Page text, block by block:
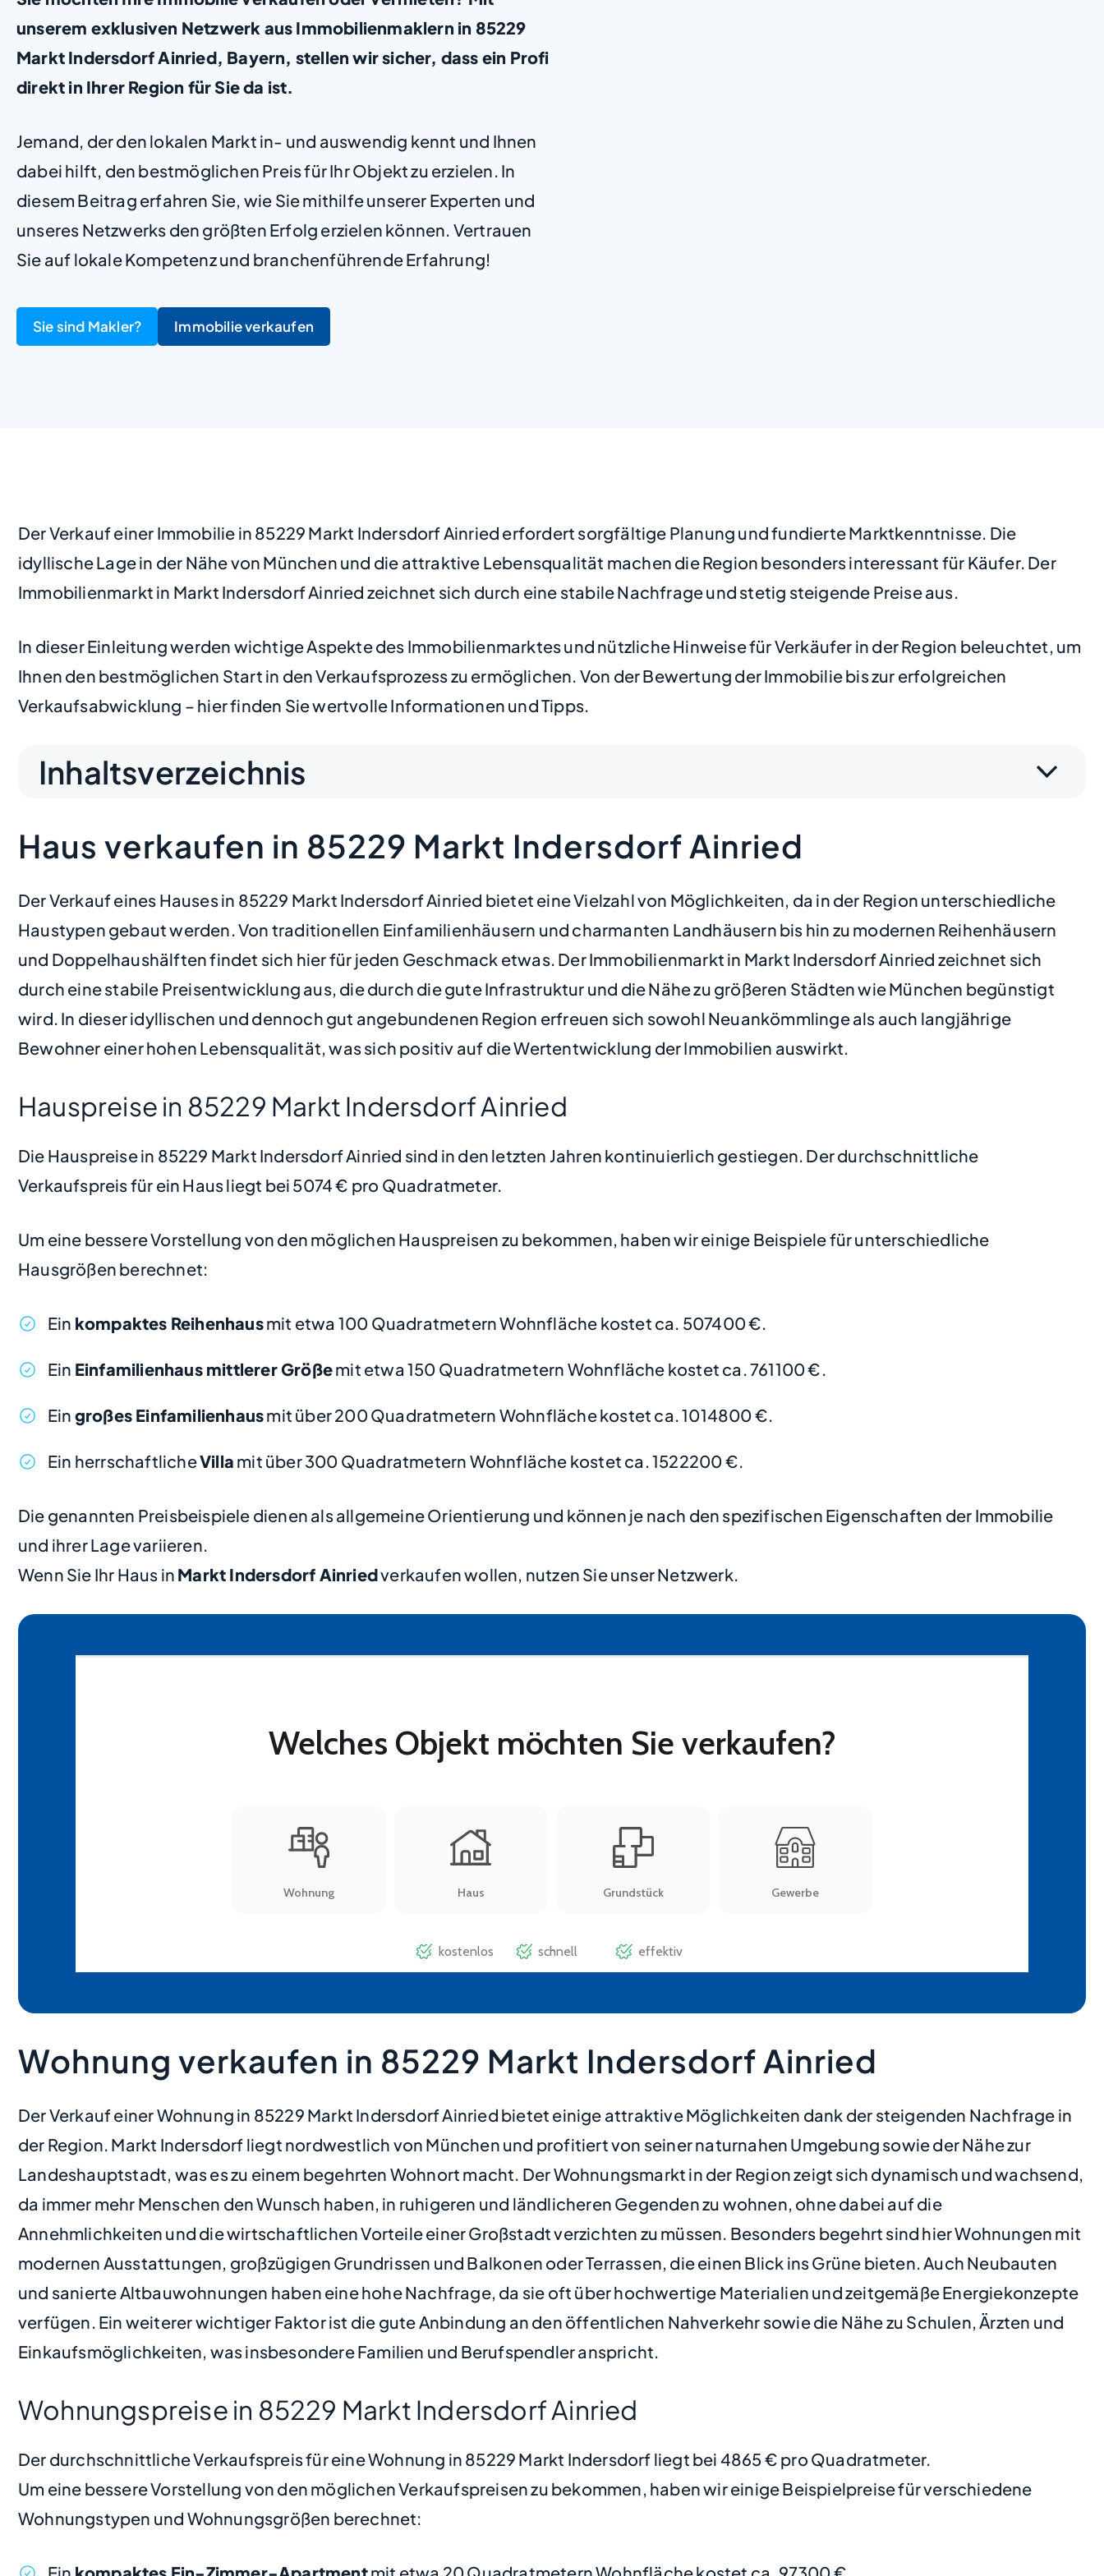
unserem exklusiven Netzwerk aus Immobilienmaklern in 85229
Markt Indersdorf Ainried, Bayern, stellen wir sicher, dass ein Profi
direkt in Ihrer Region für Sie da ist.
Jemand, der den lokalen Markt in- und auswendig kennt und Ihnen
dabei hilft, den bestmöglichen Preis für Ihr Objekt zu erzielen. In
diesem Beitrag erfahren Sie, wie Sie mithilfe unserer Experten und
unseres Netzwerks den größten Erfolg erzielen können. Vertrauen
Sie auf lokale Kompetenz und branchenführende Erfahrung!
Sie sind Makler? Immobilie verkaufen
Der Verkauf einer Immobilie in 85229 Markt Indersdorf Ainried erfordert sorgfältige Planung und fundierte Marktkenntnisse. Die
idyllische Lage in der Nähe von München und die attraktive Lebensqualität machen die Region besonders interessant für Käufer. Der
Immobilienmarkt in Markt Indersdorf Ainried zeichnet sich durch eine stabile Nachfrage und stetig steigende Preise aus.
In dieser Einleitung werden wichtige Aspekte des Immobilienmarktes und nützliche Hinweise für Verkäufer in der Region beleuchtet, um
Ihnen den bestmöglichen Start in den Verkaufsprozess zu ermöglichen. Von der Bewertung der Immobilie bis zur erfolgreichen
Verkaufsabwicklung – hier finden Sie wertvolle Informationen und Tipps.
Inhaltsverzeichnis
Haus verkaufen in 85229 Markt Indersdorf Ainried
Der Verkauf eines Hauses in 85229 Markt Indersdorf Ainried bietet eine Vielzahl von Möglichkeiten, da in der Region unterschiedliche
Haustypen gebaut werden. Von traditionellen Einfamilienhäusern und charmanten Landhäusern bis hin zu modernen Reihenhäusern
und Doppelhaushälften findet sich hier für jeden Geschmack etwas. Der Immobilienmarkt in Markt Indersdorf Ainried zeichnet sich
durch eine stabile Preisentwicklung aus, die durch die gute Infrastruktur und die Nähe zu größeren Städten wie München begünstigt
wird. In dieser idyllischen und dennoch gut angebundenen Region erfreuen sich sowohl Neuankömmlinge als auch langjährige
Bewohner einer hohen Lebensqualität, was sich positiv auf die Wertentwicklung der Immobilien auswirkt.
Hauspreise in 85229 Markt Indersdorf Ainried
Die Hauspreise in 85229 Markt Indersdorf Ainried sind in den letzten Jahren kontinuierlich gestiegen. Der durchschnittliche
Verkaufspreis für ein Haus liegt bei 5074 € pro Quadratmeter.
Um eine bessere Vorstellung von den möglichen Hauspreisen zu bekommen, haben wir einige Beispiele für unterschiedliche
Hausgrößen berechnet:
Ein kompaktes Reihenhausmit etwa 100 Quadratmetern Wohnfläche kostet ca. 507400 €.
Ein Einfamilienhaus mittlerer Größemit etwa 150 Quadratmetern Wohnfläche kostet ca. 761100 €.
Ein großes Einfamilienhausmit über 200 Quadratmetern Wohnfläche kostet ca. 1014800 €.
Ein herrschaftlicheVilla mit über 300 Quadratmetern Wohnfläche kostet ca. 1522200 €.
Die genannten Preisbeispiele dienen als allgemeine Orientierung und können je nach den spezifischen Eigenschaften der Immobilie
und ihrer Lage variieren.
Wenn Sie Ihr Haus in Markt Indersdorf Ainriedverkaufen wollen, nutzen Sie unser Netzwerk.
Wohnung verkaufen in 85229 Markt Indersdorf Ainried
Der Verkauf einer Wohnung in 85229 Markt Indersdorf Ainried bietet einige attraktive Möglichkeiten dank der steigenden Nachfrage in
der Region. Markt Indersdorf liegt nordwestlich von München und profitiert von seiner naturnahen Umgebung sowie der Nähe zur
Landeshauptstadt, was es zu einem begehrten Wohnort macht. Der Wohnungsmarkt in der Region zeigt sich dynamisch und wachsend,
da immer mehr Menschen den Wunsch haben, in ruhigeren und ländlicheren Gegenden zu wohnen, ohne dabei auf die
Annehmlichkeiten und die wirtschaftlichen Vorteile einer Großstadt verzichten zu müssen. Besonders begehrt sind hier Wohnungen mit
modernen Ausstattungen, großzügigen Grundrissen und Balkonen oder Terrassen, die einen Blick ins Grüne bieten. Auch Neubauten
und sanierte Altbauwohnungen haben eine hohe Nachfrage, da sie oft über hochwertige Materialien und zeitgemäße Energiekonzepte
verfügen. Ein weiterer wichtiger Faktor ist die gute Anbindung an den öffentlichen Nahverkehr sowie die Nähe zu Schulen, Ärzten und
Einkaufsmöglichkeiten, was insbesondere Familien und Berufspendler anspricht.
Wohnungspreise in 85229 Markt Indersdorf Ainried
Der durchschnittliche Verkaufspreis für eine Wohnung in 85229 Markt Indersdorf liegt bei 4865 € pro Quadratmeter.
Um eine bessere Vorstellung von den möglichen Verkaufspreisen zu bekommen, haben wir einige Beispielpreise für verschiedene
Wohnungstypen und Wohnungsgrößen berechnet: